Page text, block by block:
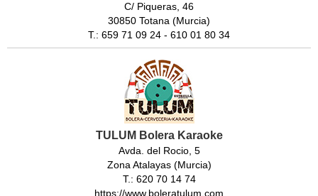
C/ Piqueras, 46
30850 Totana (Murcia)
T.: 659 71 09 24 - 610 01 80 34
TULUM Bolera Karaoke
Avda. del Rocio, 5
Zona Atalayas (Murcia)
T.: 620 70 14 74
https://www.boleratulum.com